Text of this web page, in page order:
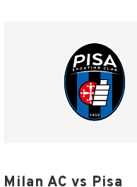
Milan AC vs Pisa